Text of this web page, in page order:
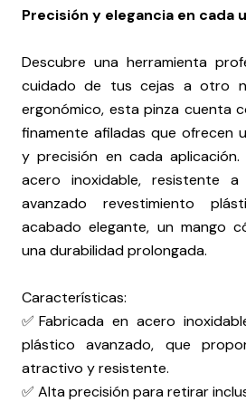
Precisión y elegancia en cada
Descubre una herramienta
cuidado de tus cejas a otro
ergonómico, esta pinza cuenta
finamente afiladas que ofrecen
y precisión en cada
acero inoxidable, resistente
avanzado revestimiento
acabado elegante, un mango
una durabilidad prolongada.
Características:
✅Fabricada en acero
plástico avanzado, que
atractivo y resistente.
✅ Alta precisión para retirar